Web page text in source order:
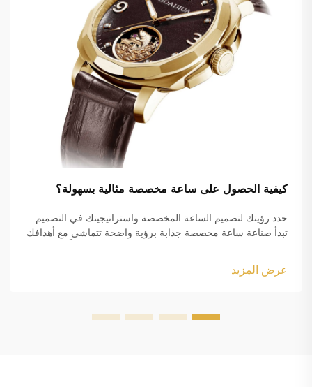
كيفية الحصول على ساعة مخصصة مثالية بسهولة؟
حدد رؤيتك لتصميم الساعة المخصصة واستراتيجيتك في التصميم
تبدأ صناعة ساعة مخصصة جذابة برؤية واضحة تتماشى مع أهدافك
العلامة التجارية أو عنصرًا شخصيًا...
عرض المزيد